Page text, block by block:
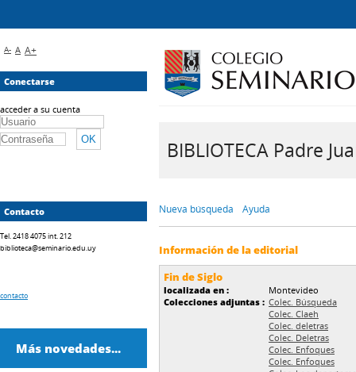
BIBLIOTECA Padre
Nueva búsqueda Ayuda
Información de la editorial
Fin de Siglo
localizada en :
Montevideo
Colecciones adjuntas : Colec. Búsqueda
Colec. Claeh
Colec. deletras
Colec. Deletras
Colec. Enfoques
Colec. Enfoques
A- A A+
Conectarse
acceder a su cuenta
Contacto
Tel. 2418 4075 int. 212
biblioteca@seminario.edu.uy
contacto
Más novedades...